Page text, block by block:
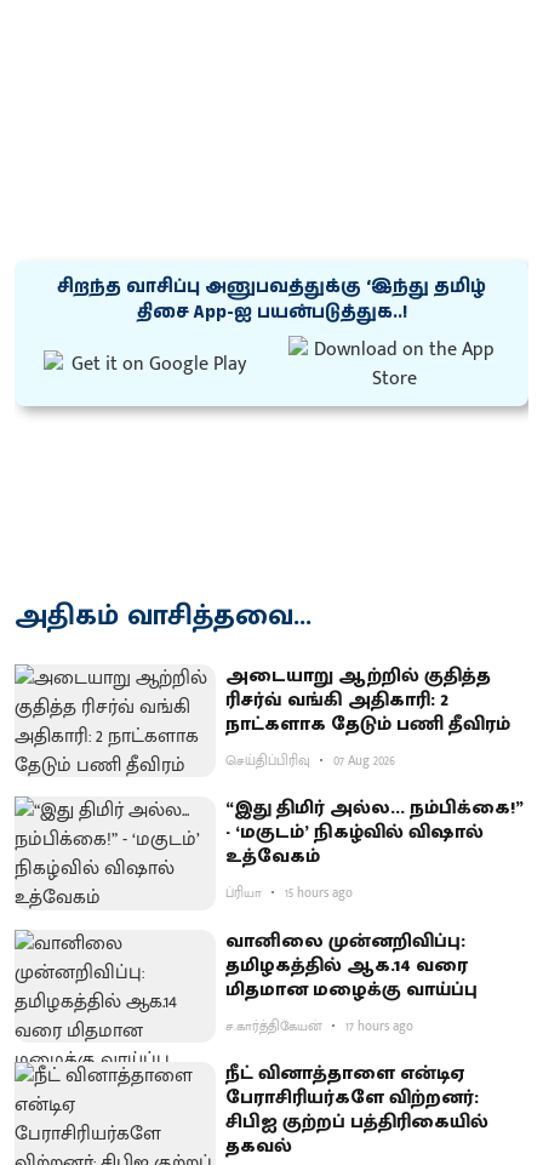
சிறந்த வாசிப்பு அனுபவத்துக்கு ‘இந்து தமிழ்
திசை App-ஐ பயன்படுத்துக..!
அதிகம் வாசித்தவை...
அடையாறு ஆற்றில் குதித்த
ரிசர்வ் வங்கி அதிகாரி: 2
நாட்களாக தேடும் பணி தீவிரம்
செய்திப்பிரிவு 07 Aug 2026
“இது திமிர் அல்ல... நம்பிக்கை!”
- ‘மகுடம்’ நிகழ்வில் விஷால்
உத்வேகம்
ப்ரியா 15 hours ago
வானிலை முன்னறிவிப்பு:
தமிழகத்தில் ஆக.14 வரை
மிதமான மழைக்கு வாய்ப்பு
ச.கார்த்திகேயன் 17 hours ago
நீட் வினாத்தாளை என்டிஏ
பேராசிரியர்களே விற்றனர்:
சிபிஐ குற்றப் பத்திரிகையில்
தகவல்